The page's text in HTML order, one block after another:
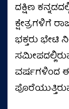
ದಕ್ಷಿಣ
ಕ್ಷೇತ್ರಗಳಿಗೆ
ಭಕ್ತರು ಭೇಟಿ
ವರ್ಷಗಳಿಂದ